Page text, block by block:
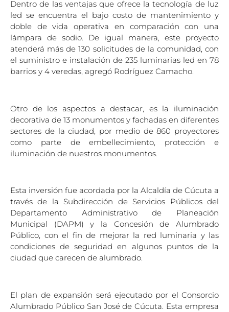
Dentro de las ventajas que ofrece la tecnología de luz
led se encuentra el bajo costo de mantenimiento y
doble de vida operativa en comparación con una
lámpara de sodio. De igual manera, este proyecto
atenderá más de 130 solicitudes de la comunidad, con
el suministro e instalación de 235 luminarias led en 78
barrios y 4 veredas, agregó Rodríguez Camacho.
Otro de los aspectos a destacar, es la iluminación
decorativa de 13 monumentos y fachadas en diferentes
sectores de la ciudad, por medio de 860 proyectores
como parte de embellecimiento, protección e
iluminación de nuestros monumentos.
Esta inversión fue acordada por la Alcaldía de Cúcuta a
través de la Subdirección de Servicios Públicos del
Departamento Administrativo de Planeación
Municipal (DAPM) y la Concesión de Alumbrado
Público, con el fin de mejorar la red luminaria y las
condiciones de seguridad en algunos puntos de la
ciudad que carecen de alumbrado.
El plan de expansión será ejecutado por el Consorcio
Alumbrado Público San José de Cúcuta. Esta empresa